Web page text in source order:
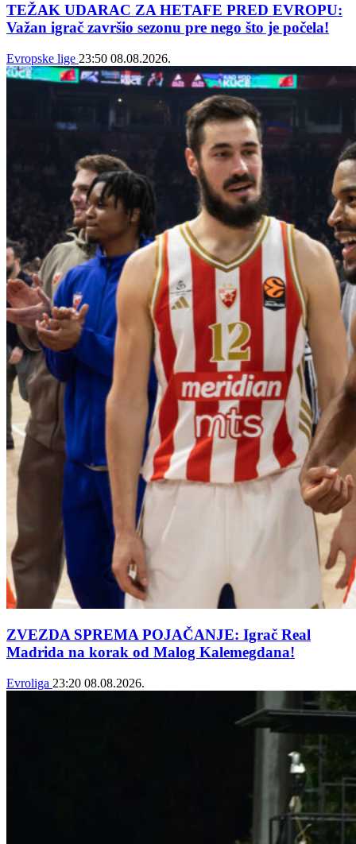
TEŽAK UDARAC ZA HETAFE PRED EVROPU:
Važan igrač završio sezonu pre nego što je počela!
Evropske lige 23:50 08.08.2026.
ZVEZDA SPREMA POJAČANJE: Igrač Real
Madrida na korak od Malog Kalemegdana!
Evroliga 23:20 08.08.2026.